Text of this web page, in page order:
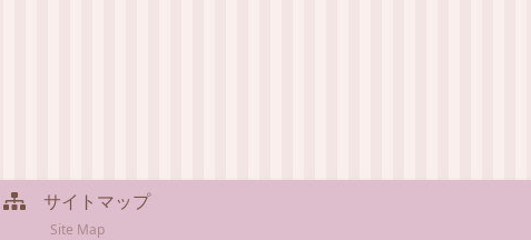
サイトマップ
Site Map